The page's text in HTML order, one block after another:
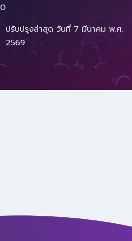
0
ปรับปรุงล่าสุด วันที่ 7 มีนาคม พ.ศ.
2569